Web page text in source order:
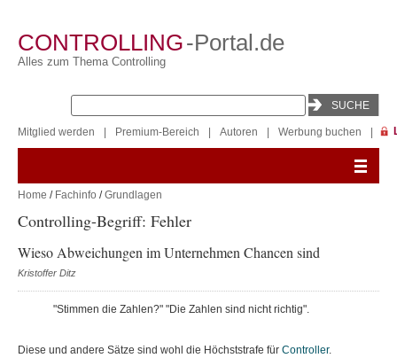
CONTROLLING-Portal.de
Alles zum Thema Controlling
Mitglied werden Premium-Bereich Autoren Werbung buchen
Home / Fachinfo /Grundlagen
Controlling-Begriff: Fehler
Wieso Abweichungen im Unternehmen Chancen sind
Kristoffer Ditz
"Stimmen die Zahlen?" "Die Zahlen sind nicht richtig".
Diese und andere Sätze sind wohl die Höchststrafe für Controller.